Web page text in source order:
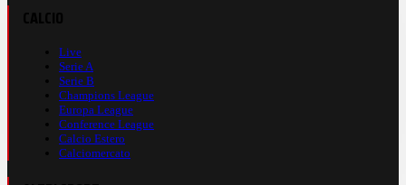
Live
Serie A
Serie B
Champions League
Europa League
Conference League
Calcio Estero
Calciomercato